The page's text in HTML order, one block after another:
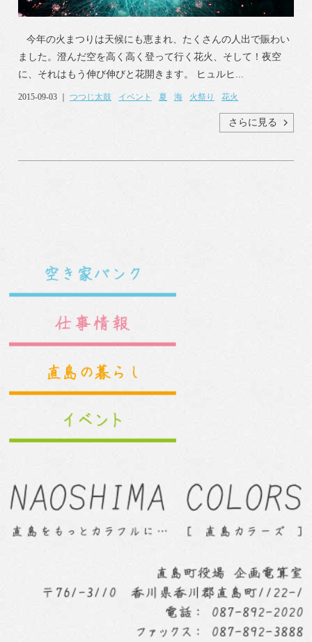
今年の火まつりは天候にも恵まれ、たくさんの人出で賑わい
ました。澄んだ空を高く高く登って行く花火、そして！夜空
に、それはもう伸び伸びと花開きます。 ヒュルヒ...
2015-09-03 ｜つつじ太鼓 イベント 夏 海 火祭り 花火
さらに見る